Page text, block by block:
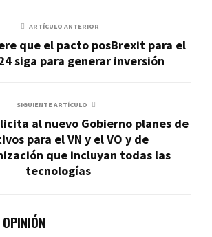
ARTÍCULO ANTERIOR
que el pacto posBrexit para el
siga para generar inversión
SIGUIENTE ARTÍCULO
al nuevo Gobierno planes de
para el VN y el VO y de
que incluyan todas las
tecnologías